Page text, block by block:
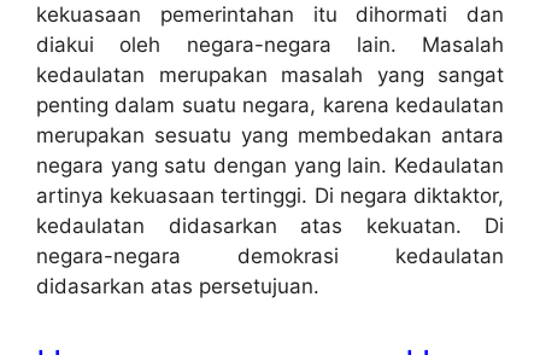
kekuasaan pemerintahan itu dihormati dan
diakui oleh negara-negara lain. Masalah
kedaulatan merupakan masalah yang sangat
penting dalam suatu negara, karena kedaulatan
merupakan sesuatu yang membedakan antara
negara yang satu dengan yang lain. Kedaulatan
artinya kekuasaan tertinggi. Di negara diktaktor,
kedaulatan didasarkan atas kekuatan. Di
negara-negara demokrasi kedaulatan
didasarkan atas persetujuan.